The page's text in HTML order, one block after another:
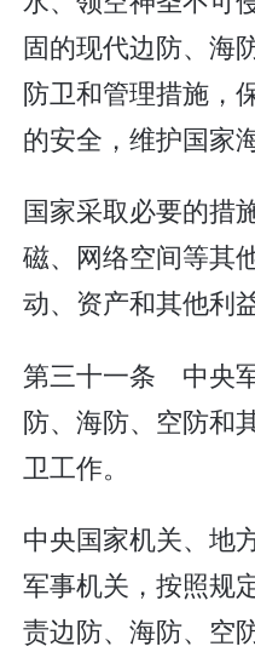
固的现代边防、海
防卫和管理措施，
的安全，维护国家
国家采取必要的措
磁、网络空间等其
动、资产和其他利
第三十一条 中央
防、海防、空防和
卫工作。
中央国家机关、地
军事机关，按照规
责边防、海防、空